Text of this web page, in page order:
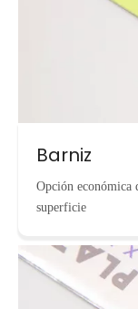
Barniz
Opción económica
superficie